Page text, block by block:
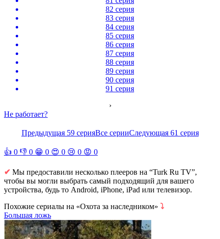
82 серия
83 серия
84 серия
85 серия
86 серия
87 серия
88 серия
89 серия
90 серия
91 серия
›
Не работает?
Предыдущая 59 серияВсе серииСледующая 61 серия
👍 0 👎 0 😁 0 😍 0 😢 0 😡 0
✔ Мы предоставили несколько плееров на “Turk Ru TV”,
чтобы вы могли выбрать самый подходящий для вашего
устройства, будь то Android, iPhone, iPad или телевизор.
Похожие сериалы на «Охота за наследником» ⤵
Большая ложь